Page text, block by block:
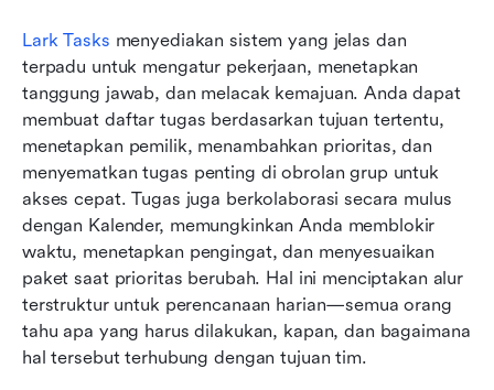
Lark Tasks menyediakan sistem yang jelas dan
terpadu untuk mengatur pekerjaan, menetapkan
tanggung jawab, dan melacak kemajuan. Anda dapat
membuat daftar tugas berdasarkan tujuan tertentu,
menetapkan pemilik, menambahkan prioritas, dan
menyematkan tugas penting di obrolan grup untuk
akses cepat. Tugas juga berkolaborasi secara mulus
dengan Kalender, memungkinkan Anda memblokir
waktu, menetapkan pengingat, dan menyesuaikan
paket saat prioritas berubah. Hal ini menciptakan alur
terstruktur untuk perencanaan harian—semua orang
tahu apa yang harus dilakukan, kapan, dan bagaimana
hal tersebut terhubung dengan tujuan tim.